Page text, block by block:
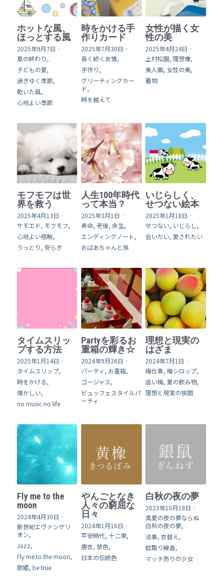
ホットな風、
ほっとする風
2025年9月7日 ·
夏の終わり,
子どもの夏,
過ぎゆく季節,
乾いた風,
心地よい季節
時をかける手
作りカード
2025年7月30日 ·
長く続く友情,
手作り,
グリーティングカー
ド,
時を越えて
女性が描く女
性の美
2025年4月24日 ·
上村松園, 理想像,
美人画, 女性の美,
着物
モフモフは世
界を救う
2025年4月13日 ·
サモエド, モフモフ,
心地よい感触,
うっとり, 安らぎ
人生100年時代
って本当？
2025年3月1日 ·
寿命, 老後, 余生,
エンディングノート,
おばあちゃんと孫
いじらしく、
せつない絵本
2025年1月18日 ·
せつない, いじらし,
会いたい, 愛されたい
タイムスリッ
プする方法
2025年1月14日 ·
タイムスリップ,
時をかける,
懐かしい,
no music no life
Partyを彩るお
重箱の輝き☆
2024年9月26日 ·
パーティ, お重箱,
ゴージャス,
ビュッフェスタイルパ
ーティ
理想と現実の
はざま
2024年7月1日 ·
梅仕事, 梅シロップ,
追い梅, 夏の飲み物,
理想と現実の狭間
Fly me to the
moon
2024年4月30日 ·
新世紀エヴァンゲリ
オン,
Jazz,
Fly me to the moon,
歌姫, be true
やんごとなき
人々の窮屈な
日々
2024年1月16日 ·
平安時代, 十二単,
唐衣, 禁色,
日本の伝統色
白秋の夜の夢
2023年10月18日 ·
真夏の夜の夢ならぬ
白秋の夜の夢,
法事, 衣替え,
蚊取り線香,
マッチ売りの少女